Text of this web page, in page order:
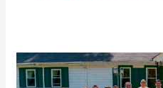
Sobre
nuestra